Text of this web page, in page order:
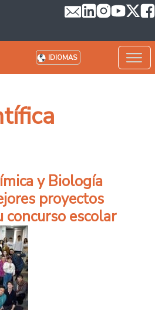
IDIOMAS
y Biología
proyectos
concurso escolar